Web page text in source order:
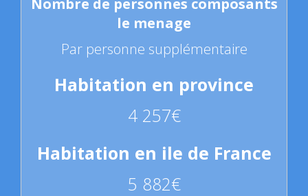
Par personne supplémentaire
4 257€
5 882€